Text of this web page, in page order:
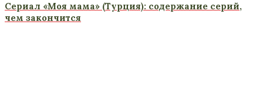
Сериал «Моя мама» (Турция): содержание серий,
чем закончится